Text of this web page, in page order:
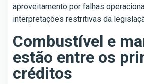
aproveitamento por falhas
interpretações restritivas da
Combustível e
estão entre os
créditos